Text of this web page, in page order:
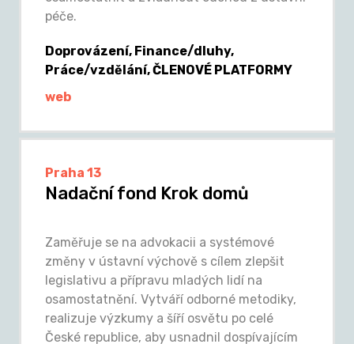
péče.
Doprovázení, Finance/dluhy,
Práce/vzdělání, ČLENOVÉ PLATFORMY
web
Praha 13
Nadační fond Krok domů
Zaměřuje se na advokacii a systémové
změny v ústavní výchově s cílem zlepšit
legislativu a přípravu mladých lidí na
osamostatnění. Vytváří odborné metodiky,
realizuje výzkumy a šíří osvětu po celé
České republice, aby usnadnil dospívajícím